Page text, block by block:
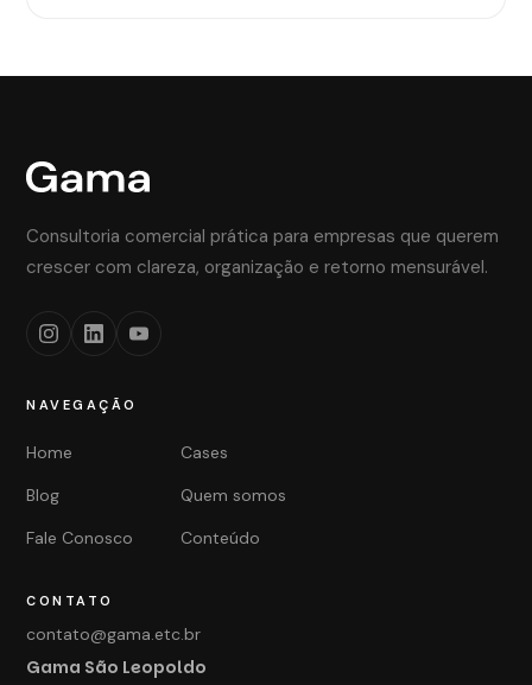
Consultoria comercial prática para empresas que querem
crescer com clareza, organização e retorno mensurável.
NAVEGAÇÃO
Home
Cases
Blog
Quem somos
Fale Conosco
Conteúdo
CONTATO
contato@gama.etc.br
Gama São Leopoldo